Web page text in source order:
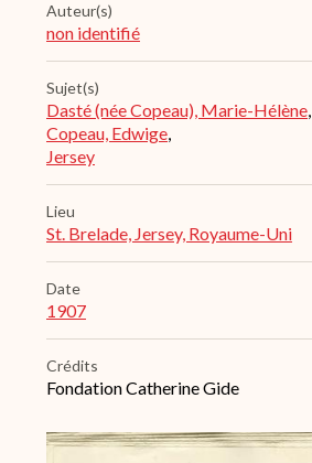
Auteur(s)
non identifié
Sujet(s)
Dasté (née Copeau), Marie-Hélène,
Copeau, Edwige,
Jersey
Lieu
St. Brelade, Jersey, Royaume-Uni
Date
1907
Crédits
Fondation Catherine Gide
Archive